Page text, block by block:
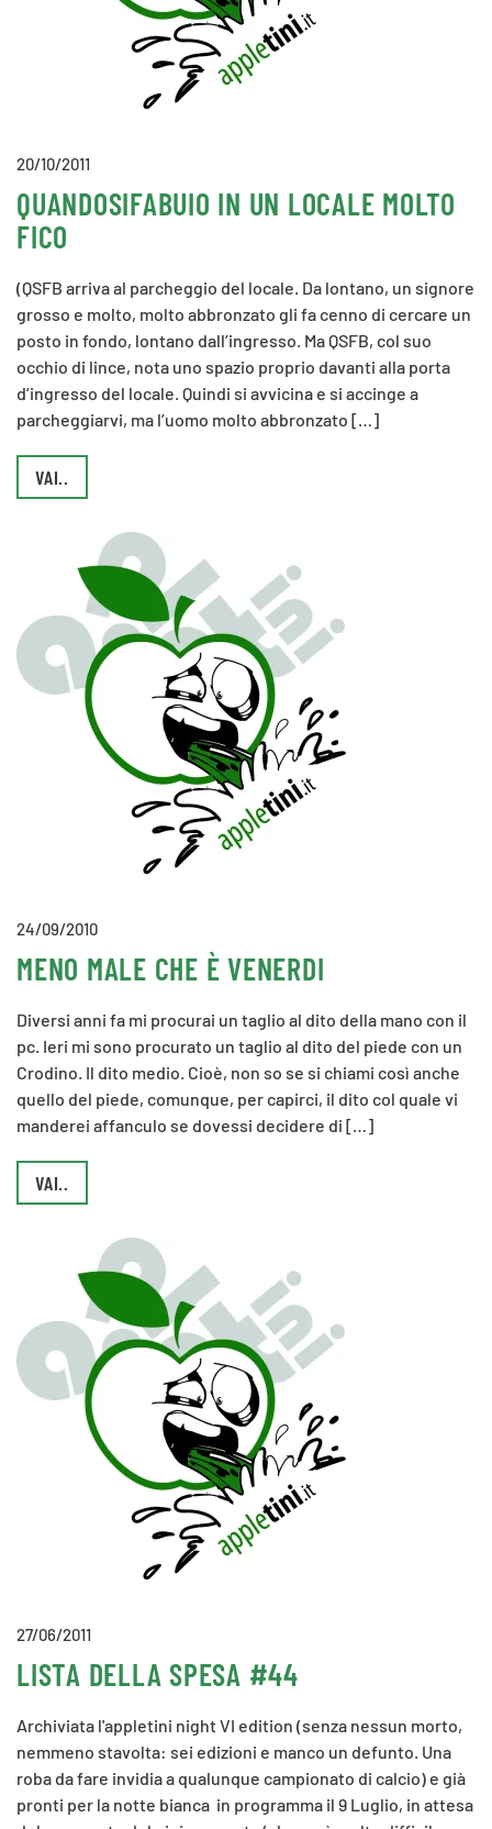
20/10/2011
QUANDOSIFABUIO IN UN LOCALE MOLTO
FICO
(QSFB arriva al parcheggio del locale. Da lontano, un signore
grosso e molto, molto abbronzato gli fa cenno di cercare un
posto in fondo, lontano dall’ingresso. Ma QSFB, col suo
occhio di lince, nota uno spazio proprio davanti alla porta
d’ingresso del locale. Quindi si avvicina e si accinge a
parcheggiarvi, ma l’uomo molto abbronzato […]
VAI..
24/09/2010
MENO MALE CHE È VENERDI
Diversi anni fa mi procurai un taglio al dito della mano con il
pc. Ieri mi sono procurato un taglio al dito del piede con un
Crodino. Il dito medio. Cioè, non so se si chiami così anche
quello del piede, comunque, per capirci, il dito col quale vi
manderei affanculo se dovessi decidere di […]
VAI..
27/06/2011
LISTA DELLA SPESA #44
Archiviata l'appletini night VI edition (senza nessun morto,
nemmeno stavolta: sei edizioni e manco un defunto. Una
roba da fare invidia a qualunque campionato di calcio) e già
pronti per la notte bianca in programma il 9 Luglio, in attesa